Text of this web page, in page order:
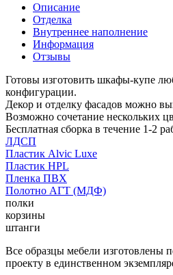
Описание
Отделка
Внутреннее наполнение
Информация
Отзывы
Готовы изготовить шкафы-купе
конфигурации.
Декор и отделку фасадов можно
Возможно сочетание нескольких
Бесплатная сборка в течение 1-2
ЛДСП
Пластик Alvic Luxe
Пластик HPL
Пленка ПВХ
Полотно АГТ (МДФ)
полки
корзины
штанги
Все образцы мебели изготовлены
проекту в единственном